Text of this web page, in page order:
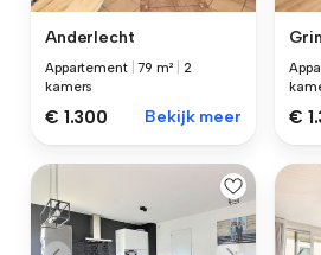
Anderlecht
Appartement |79 m²
2
kamers
€ 1.300 Bekijk meer €